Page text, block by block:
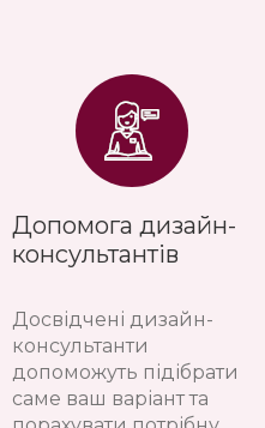
Допомога дизайн-
консультантів
Досвідчені дизайн-
консультанти
допоможуть підібрати
саме ваш варіант та